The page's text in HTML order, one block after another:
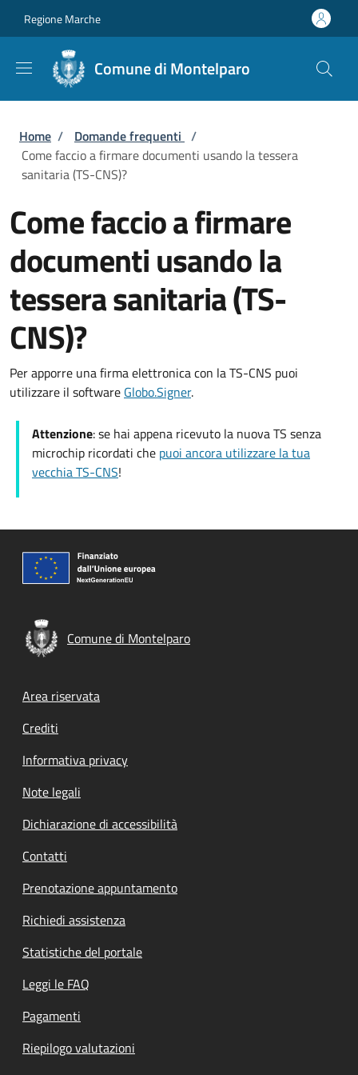
Regione Marche
Comune di Montelparo
Briciole di pane
Home / Domande frequenti /
Come faccio a firmare documenti usando la tessera
sanitaria (TS-CNS)?
Come faccio a firmare
documenti usando la
tessera sanitaria (TS-
CNS)?
Per apporre una firma elettronica con la TS-CNS puoi
utilizzare il software Globo.Signer.
Attenzione: se hai appena ricevuto la nuova TS senza
microchip ricordati che puoi ancora utilizzare la tua
vecchia TS-CNS!
Comune di Montelparo
Footer menu
Area riservata
Crediti
Informativa privacy
Note legali
Dichiarazione di accessibilità
Contatti
Prenotazione appuntamento
Richiedi assistenza
Statistiche del portale
Leggi le FAQ
Pagamenti
Riepilogo valutazioni